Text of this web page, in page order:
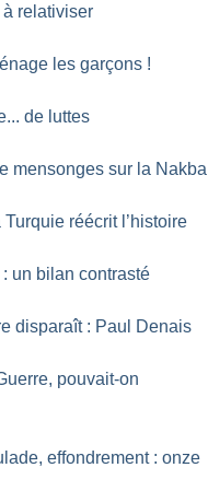
relativiser
les garçons !
de luttes
mensonges sur la Nakba
réécrit l’histoire
un bilan contrasté
disparaît : Paul Denais
pouvait-on
effondrement : onze